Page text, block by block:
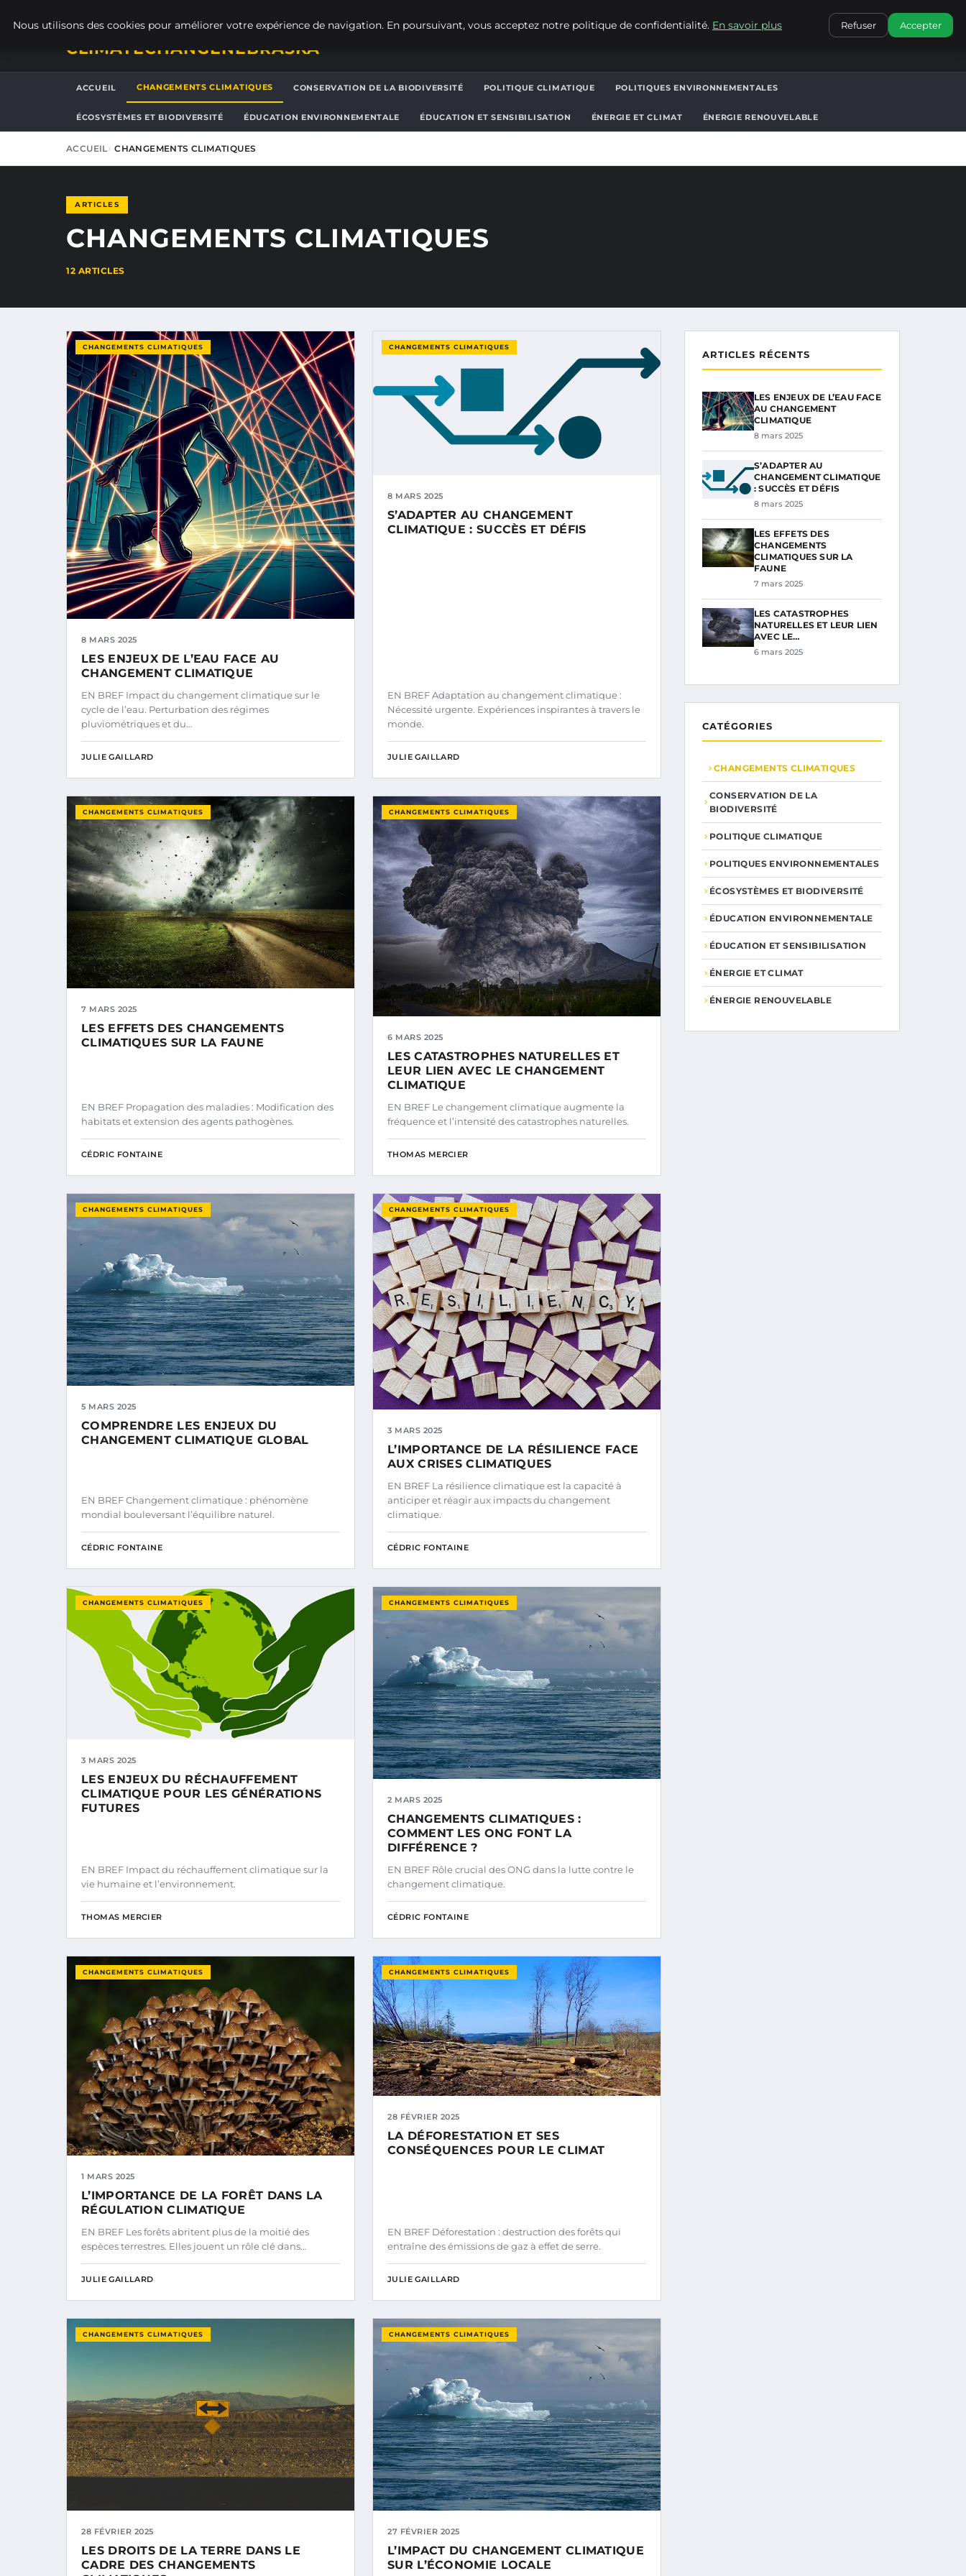
CONTACT
CLIMATECHANGENEBRASKA
ACCUEIL CHANGEMENTS CLIMATIQUES CONSERVATION DE LA BIODIVERSITÉ POLITIQUE CLIMATIQUE POLITIQUES ENVIRONNEMENTALES
ÉCOSYSTÈMES ET BIODIVERSITÉ ÉDUCATION ENVIRONNEMENTALE ÉDUCATION ET SENSIBILISATION ÉNERGIE ET CLIMAT ÉNERGIE RENOUVELABLE
ACCUEIL CHANGEMENTS CLIMATIQUES
ARTICLES
CHANGEMENTS CLIMATIQUES
12 ARTICLES
CHANGEMENTS CLIMATIQUES
8 MARS 2025
LES ENJEUX DE L’EAU FACE AU
CHANGEMENT CLIMATIQUE
EN BREF Impact du changement climatique sur le
cycle de l’eau. Perturbation des régimes
pluviométriques et du…
JULIE GAILLARD
CHANGEMENTS CLIMATIQUES
8 MARS 2025
S’ADAPTER AU CHANGEMENT
CLIMATIQUE : SUCCÈS ET DÉFIS
EN BREF Adaptation au changement climatique :
Nécessité urgente. Expériences inspirantes à travers le
monde.
JULIE GAILLARD
CHANGEMENTS CLIMATIQUES
7 MARS 2025
LES EFFETS DES CHANGEMENTS
CLIMATIQUES SUR LA FAUNE
EN BREF Propagation des maladies : Modification des
habitats et extension des agents pathogènes.
CÉDRIC FONTAINE
CHANGEMENTS CLIMATIQUES
6 MARS 2025
LES CATASTROPHES NATURELLES ET
LEUR LIEN AVEC LE CHANGEMENT
CLIMATIQUE
EN BREF Le changement climatique augmente la
fréquence et l’intensité des catastrophes naturelles.
THOMAS MERCIER
CHANGEMENTS CLIMATIQUES
5 MARS 2025
COMPRENDRE LES ENJEUX DU
CHANGEMENT CLIMATIQUE GLOBAL
EN BREF Changement climatique : phénomène
mondial bouleversant l’équilibre naturel.
CÉDRIC FONTAINE
CHANGEMENTS CLIMATIQUES
3 MARS 2025
L’IMPORTANCE DE LA RÉSILIENCE FACE
AUX CRISES CLIMATIQUES
EN BREF La résilience climatique est la capacité à
anticiper et réagir aux impacts du changement
climatique.
CÉDRIC FONTAINE
CHANGEMENTS CLIMATIQUES
3 MARS 2025
LES ENJEUX DU RÉCHAUFFEMENT
CLIMATIQUE POUR LES GÉNÉRATIONS
FUTURES
EN BREF Impact du réchauffement climatique sur la
vie humaine et l’environnement.
THOMAS MERCIER
CHANGEMENTS CLIMATIQUES
2 MARS 2025
CHANGEMENTS CLIMATIQUES :
COMMENT LES ONG FONT LA
DIFFÉRENCE ?
EN BREF Rôle crucial des ONG dans la lutte contre le
changement climatique.
CÉDRIC FONTAINE
CHANGEMENTS CLIMATIQUES
1 MARS 2025
L’IMPORTANCE DE LA FORÊT DANS LA
RÉGULATION CLIMATIQUE
EN BREF Les forêts abritent plus de la moitié des
espèces terrestres. Elles jouent un rôle clé dans…
JULIE GAILLARD
CHANGEMENTS CLIMATIQUES
28 FÉVRIER 2025
LA DÉFORESTATION ET SES
CONSÉQUENCES POUR LE CLIMAT
EN BREF Déforestation : destruction des forêts qui
entraîne des émissions de gaz à effet de serre.
JULIE GAILLARD
CHANGEMENTS CLIMATIQUES
28 FÉVRIER 2025
LES DROITS DE LA TERRE DANS LE
CADRE DES CHANGEMENTS
CHANGEMENTS CLIMATIQUES
27 FÉVRIER 2025
L’IMPACT DU CHANGEMENT CLIMATIQUE
SUR L’ÉCONOMIE LOCALE
ARTICLES RÉCENTS
LES ENJEUX DE L’EAU FACE
AU CHANGEMENT
CLIMATIQUE
8 mars 2025
S’ADAPTER AU
CHANGEMENT CLIMATIQUE
: SUCCÈS ET DÉFIS
8 mars 2025
LES EFFETS DES
CHANGEMENTS
CLIMATIQUES SUR LA
FAUNE
7 mars 2025
LES CATASTROPHES
NATURELLES ET LEUR LIEN
AVEC LE…
6 mars 2025
CATÉGORIES
CHANGEMENTS CLIMATIQUES
CONSERVATION DE LA
BIODIVERSITÉ
POLITIQUE CLIMATIQUE
POLITIQUES ENVIRONNEMENTALES
ÉCOSYSTÈMES ET BIODIVERSITÉ
ÉDUCATION ENVIRONNEMENTALE
ÉDUCATION ET SENSIBILISATION
ÉNERGIE ET CLIMAT
ÉNERGIE RENOUVELABLE
Nous utilisons des cookies pour améliorer votre expérience de navigation. En poursuivant, vous acceptez notre politique de confidentialité. En savoir plus Refuser Accepter